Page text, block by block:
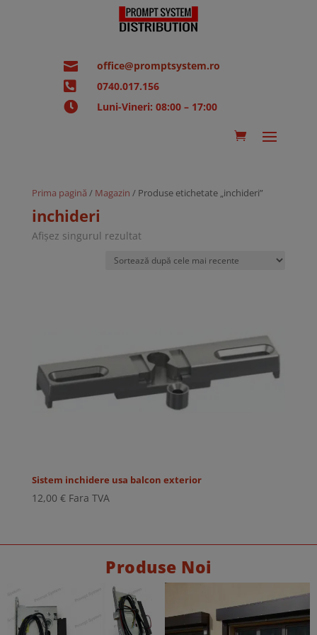
 office@promptsystem.ro
 0740.017.156
 Luni-Vineri: 08:00 – 17:00
Prima pagină / Magazin / Produse etichetate „inchideri”
inchideri
Afișez singurul rezultat
Sistem inchidere usa balcon exterior
12,00 € Fara TVA
Produse Noi